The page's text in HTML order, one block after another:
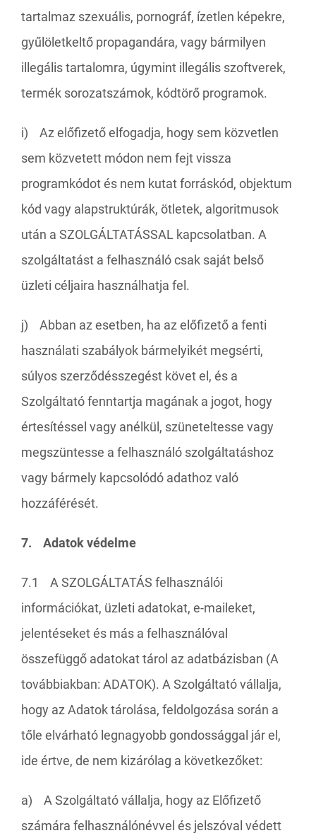
tartalmaz szexuális, pornográf, ízetlen képekre,
gyűlöletkeltő propagandára, vagy bármilyen
illegális tartalomra, úgymint illegális szoftverek,
termék sorozatszámok, kódtörő programok.
i) Az előfizető elfogadja, hogy sem közvetlen
sem közvetett módon nem fejt vissza
programkódot és nem kutat forráskód, objektum
kód vagy alapstruktúrák, ötletek, algoritmusok
után a SZOLGÁLTATÁSSAL kapcsolatban. A
szolgáltatást a felhasználó csak saját belső
üzleti céljaira használhatja fel.
j) Abban az esetben, ha az előfizető a fenti
használati szabályok bármelyikét megsérti,
súlyos szerződésszegést követ el, és a
Szolgáltató fenntartja magának a jogot, hogy
értesítéssel vagy anélkül, szüneteltesse vagy
megszüntesse a felhasználó szolgáltatáshoz
vagy bármely kapcsolódó adathoz való
hozzáférését.
7. Adatok védelme
7.1 A SZOLGÁLTATÁS felhasználói
információkat, üzleti adatokat, e-maileket,
jelentéseket és más a felhasználóval
összefüggő adatokat tárol az adatbázisban (A
továbbiakban: ADATOK). A Szolgáltató vállalja,
hogy az Adatok tárolása, feldolgozása során a
tőle elvárható legnagyobb gondossággal jár el,
ide értve, de nem kizárólag a következőket:
a) A Szolgáltató vállalja, hogy az Előfizető
számára felhasználónévvel és jelszóval védett